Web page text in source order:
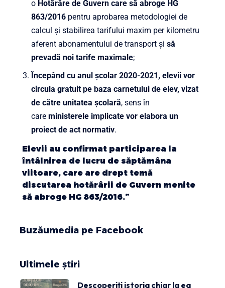
o Hotărâre de Guvern care să abroge HG
863/2016 pentru aprobarea metodologiei de
calcul și stabilirea tarifului maxim per kilometru
aferent abonamentului de transport și să
prevadă noi tarife maximale;
Începând cu anul școlar 2020-2021, elevii vor
circula gratuit pe baza carnetului de elev, vizat
de către unitatea școlară, sens în
care ministerele implicate vor elabora un
proiect de act normativ.
Elevii au confirmat participarea la
întâlnirea de lucru de săptămâna
viitoare, care are drept temă
discutarea hotărârii de Guvern menite
să abroge HG 863/2016.”
Buzăumedia pe Facebook
Ultimele știri
Descoperiți istoria chiar la ea